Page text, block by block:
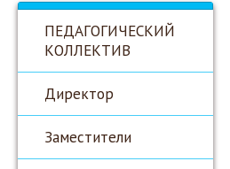
ПЕДАГОГИЧЕСКИЙ
КОЛЛЕКТИВ
Директор
Заместители